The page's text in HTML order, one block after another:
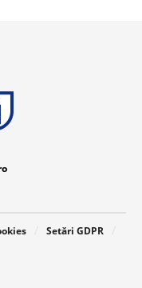
Setări GDPR